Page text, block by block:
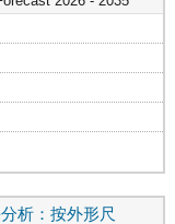
析：按外形尺